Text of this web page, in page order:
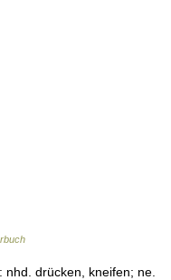
drücken, kneifen; ne.